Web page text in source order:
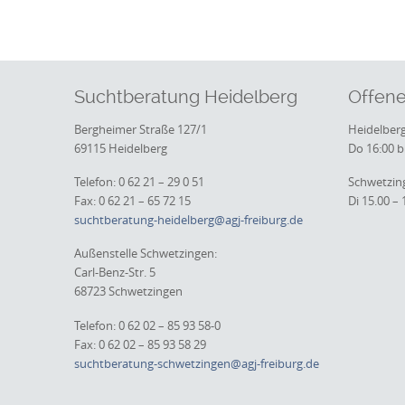
Suchtberatung Heidelberg
Bergheimer Straße 127/1
69115 Heidelberg
Telefon: 0 62 21 – 29 0 51
Fax: 0 62 21 – 65 72 15
suchtberatung-heidelberg@agj-freiburg.de
Außenstelle Schwetzingen:
Carl-Benz-Str. 5
68723 Schwetzingen
Telefon: 0 62 02 – 85 93 58-0
Fax: 0 62 02 – 85 93 58 29
suchtberatung-schwetzingen@agj-freiburg.de
Do 16:00
Di 15.00 –